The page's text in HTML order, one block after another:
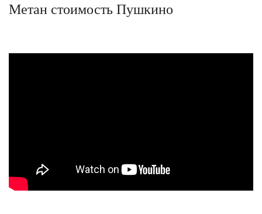
Метан стоимость Пушкино